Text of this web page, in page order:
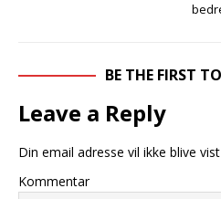
BE THE FIRST
Leave a Reply
Din email adresse vil ikke blive
Kommentar